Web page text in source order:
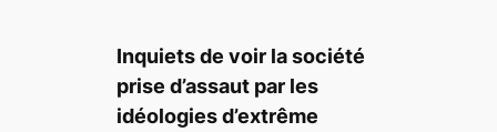
Inquietsde voir la société
prise d’assaut par les
idéologies d’extrême